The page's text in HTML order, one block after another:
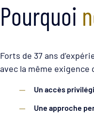
Pourquoi
Forts de 37 ans
avec la même
Un accès
Une approche